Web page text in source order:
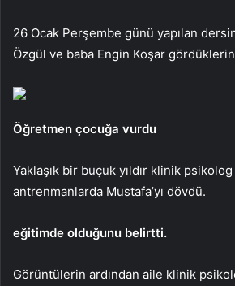
26 Ocak Perşembe günü yapılan
Özgül ve baba Engin Koşar
Öğretmen çocuğa vurdu
Yaklaşık bir buçuk yıldır klinik psikolog
antrenmanlarda Mustafa’yı dövdü.
eğitimde olduğunu belirtti.
Görüntülerin ardından aile klinik